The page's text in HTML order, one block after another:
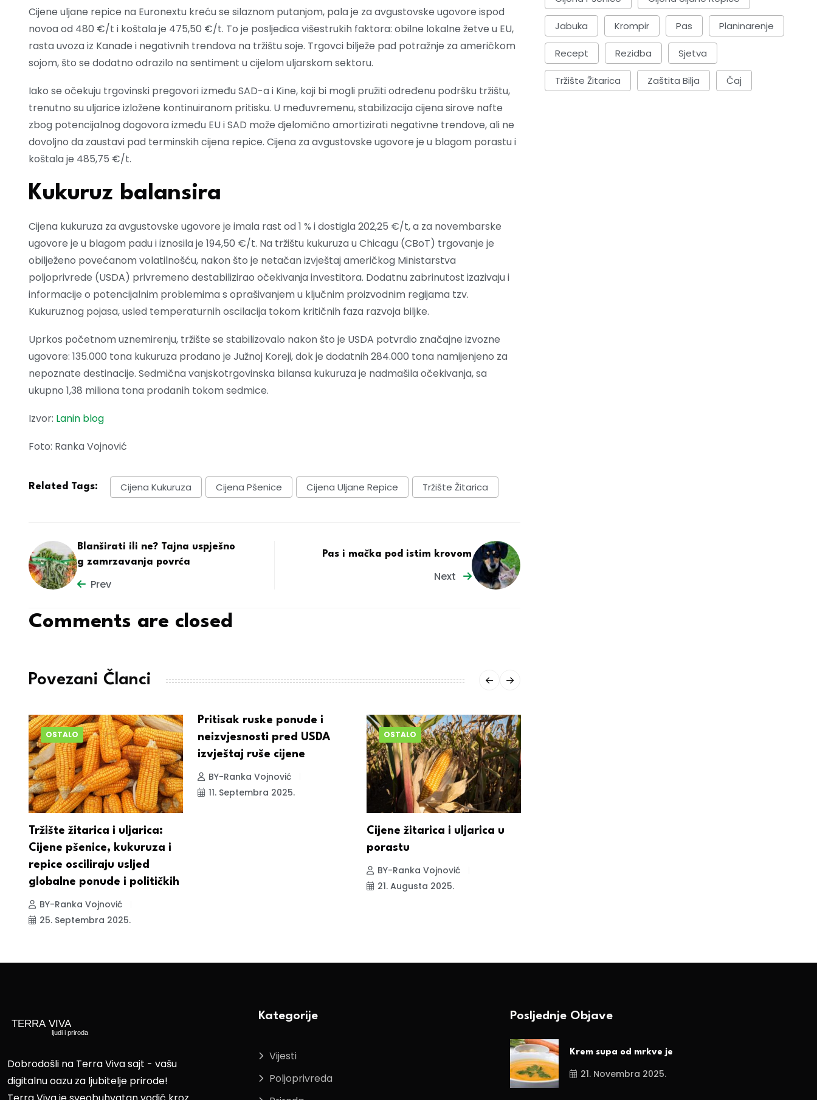
Cijene uljane repice na Euronextu kreću se silaznom putanjom, pala je za avgustovske ugovore ispod
novoa od 480 €/t i koštala je 475,50 €/t. To je posljedica višestrukih faktora: obilne lokalne žetve u EU,
rasta uvoza iz Kanade i negativnih trendova na tržištu soje. Trgovci bilježe pad potražnje za američkom
sojom, što se dodatno odrazilo na sentiment u cijelom uljarskom sektoru.
Iako se očekuju trgovinski pregovori između SAD-a i Kine, koji bi mogli pružiti određenu podršku tržištu,
trenutno su uljarice izložene kontinuiranom pritisku. U međuvremenu, stabilizacija cijena sirove nafte
zbog potencijalnog dogovora između EU i SAD može djelomično amortizirati negativne trendove, ali ne
dovoljno da zaustavi pad terminskih cijena repice. Cijena za avgustovske ugovore je u blagom porastu i
koštala je 485,75 €/t.
Kukuruz balansira
Cijena kukuruza za avgustovske ugovore je imala rast od 1 % i dostigla 202,25 €/t, a za novembarske
ugovore je u blagom padu i iznosila je 194,50 €/t. Na tržištu kukuruza u Chicagu (CBoT) trgovanje je
obilježeno povećanom volatilnošću, nakon što je netačan izvještaj američkog Ministarstva
poljoprivrede (USDA) privremeno destabilizirao očekivanja investitora. Dodatnu zabrinutost izazivaju i
informacije o potencijalnim problemima s oprašivanjem u ključnim proizvodnim regijama tzv.
Kukuruznog pojasa, usled temperaturnih oscilacija tokom kritičnih faza razvoja biljke.
Uprkos početnom uznemirenju, tržište se stabilizovalo nakon što je USDA potvrdio značajne izvozne
ugovore: 135.000 tona kukuruza prodano je Južnoj Koreji, dok je dodatnih 284.000 tona namijenjeno za
nepoznate destinacije. Sedmična vanjskotrgovinska bilansa kukuruza je nadmašila očekivanja, sa
ukupno 1,38 miliona tona prodanih tokom sedmice.
Izvor: Lanin blog
Foto: Ranka Vojnović
Related Tags: Cijena Kukuruza Cijena Pšenice Cijena Uljane Repice Tržište Žitarica
Blanširati ili ne? Tajna uspješno
g zamrzavanja povrća
Prev
Pas i mačka pod istim krovom
Next
Comments are closed
Povezani Članci
OSTALO
Tržište žitarica i uljarica:
Cijene pšenice, kukuruza i
repice osciliraju usljed
globalne ponude i političkih
BY-Ranka Vojnović
25. Septembra 2025.
Pritisak ruske ponude i
neizvjesnosti pred USDA
izvještaj ruše cijene
BY-Ranka Vojnović
11. Septembra 2025.
OSTALO
Cijene žitarica i uljarica u
porastu
BY-Ranka Vojnović
21. Augusta 2025.
Jabuka Krompir Pas Planinarenje
Recept Rezidba Sjetva
Tržište Žitarica Zaštita Bilja Čaj
Dobrodošli na Terra Viva sajt - vašu
digitalnu oazu za ljubitelje prirode!
Kategorije
Vijesti
Poljoprivreda
Posljednje Objave
Krem supa od mrkve je
21. Novembra 2025.